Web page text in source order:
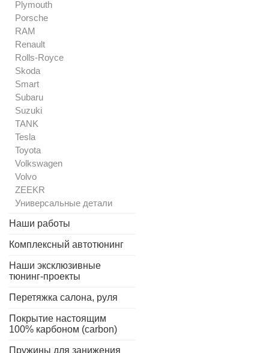
Plymouth
Porsche
RAM
Renault
Rolls-Royce
Skoda
Smart
Subaru
Suzuki
TANK
Tesla
Toyota
Volkswagen
Volvo
ZEEKR
Универсальные детали
Наши работы
Комплексный автотюнинг
Наши эксклюзивные
тюнинг-проекты
Перетяжка салона, руля
Покрытие настоящим
100% карбоном (carbon)
Пружины для занижения